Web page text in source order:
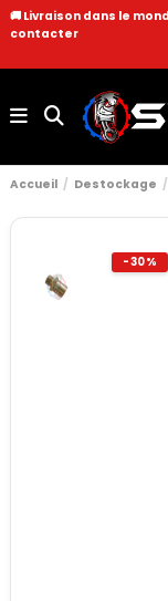
🚚 Livraison dans le
contacter
Accueil Destockage
-30%